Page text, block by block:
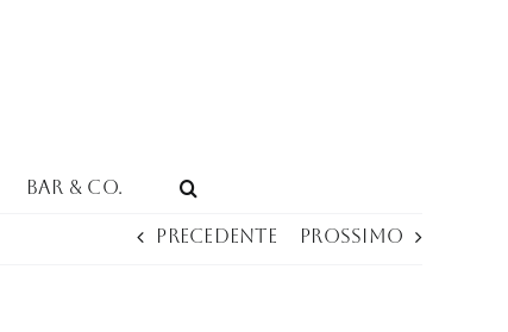
Bar & Co.
Precedente Prossimo